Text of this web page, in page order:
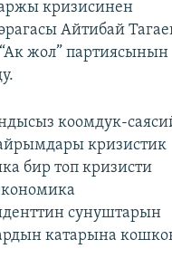
кризисинен
Айтибай
жол” партиясынын
коомдук-
кризистик
бир топ кризисти
сунуштарын
катарына